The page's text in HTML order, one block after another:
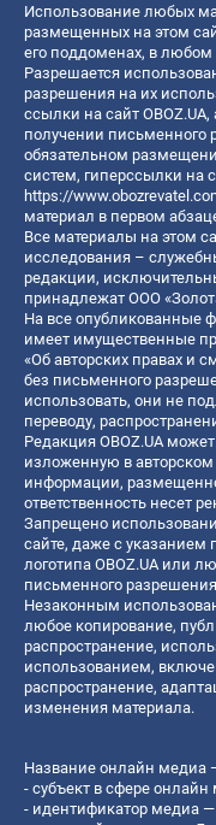
Использование любых
размещенных на этом
его поддоменах, в любом
Разрешается
разрешения на их
ссылки на сайт
получении письменного
обязательном
систем, гиперссылки на
https://
материал в первом
Все материалы на этом
исследования –
редакции,
принадлежат ООО
На все опубликованные
имеет имущественные
«Об авторских правах и
без письменного
использовать, они не
переводу,
Редакция OBOZ.UA
изложенную в авторском
информации,
ответственность несет
Запрещено
сайте, даже с указанием
логотипа OBOZ.UA или
письменного
Незаконным
любое копирование,
распространение,
использованием,
распространение,
изменения материала.
Название онлайн медиа
- субъект в сфере онлайн
- идентификатор медиа —